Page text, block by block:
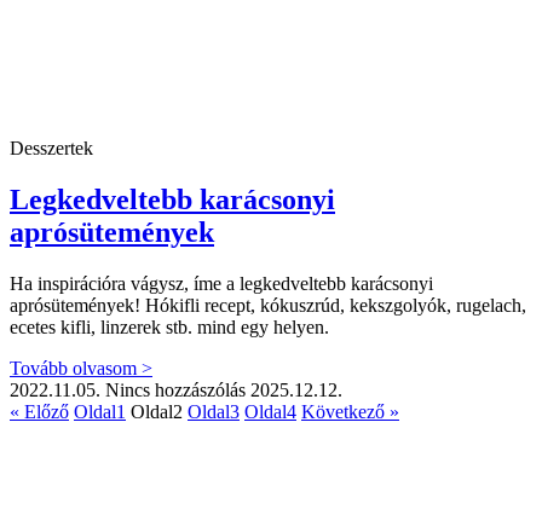
Desszertek
Legkedveltebb karácsonyi
aprósütemények
Ha inspirációra vágysz, íme a legkedveltebb karácsonyi
aprósütemények! Hókifli recept, kókuszrúd, kekszgolyók, rugelach,
ecetes kifli, linzerek stb. mind egy helyen.
Tovább olvasom >
2022.11.05. Nincs hozzászólás 2025.12.12.
« Előző Oldal1 Oldal2 Oldal3 Oldal4 Következő »